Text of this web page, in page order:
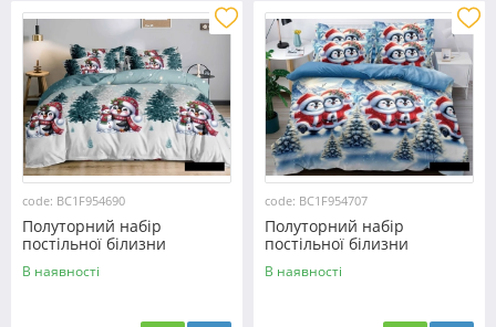
code: BC1F954690
Полуторний набір
постільної білизни
150*220 з Фланелі
№954690 Черешенька™
В наявності
code: BC1F954707
Полуторний набір
постільної білизни
150*220 з Фланелі
№954707 Черешенька™
В наявності